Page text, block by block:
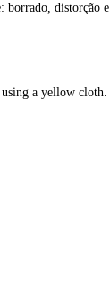
borrado, distorção e
a yellow cloth.